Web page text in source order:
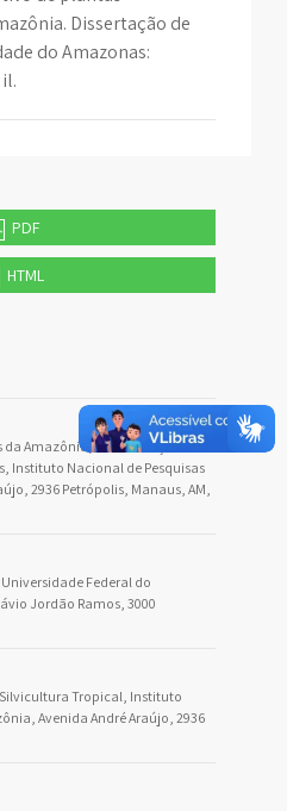
Dissertação de
do Amazonas:
PDF
HTML
da Amazônia, Coordenação de
Instituto Nacional de Pesquisas
2936 Petrópolis, Manaus, AM,
Federal do
Jordão Ramos, 3000
Tropical, Instituto
Avenida André Araújo, 2936